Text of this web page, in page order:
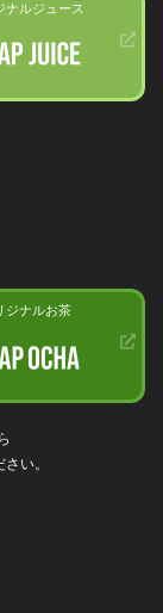
ナルジュース
ジナルお茶
い。